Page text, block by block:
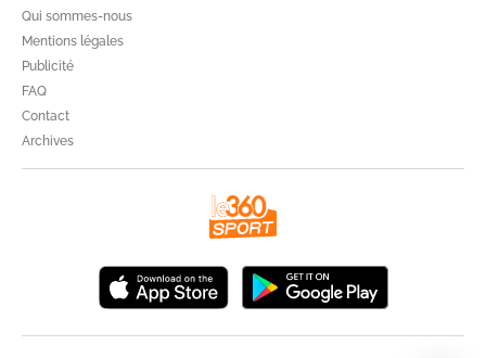
Qui sommes-nous
Mentions légales
Publicité
FAQ
Contact
Archives